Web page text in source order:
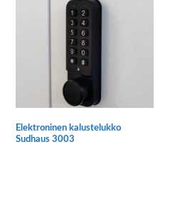
Elektroninen kalustelukko
Sudhaus 3003